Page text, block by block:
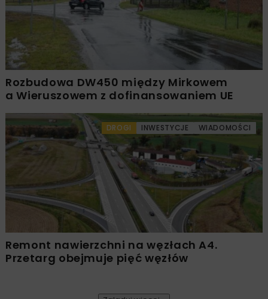
Rozbudowa DW450 między Mirkowem
a Wieruszowem z dofinansowaniem UE
DROGI INWESTYCJE WIADOMOŚCI
Remont nawierzchni na węzłach A4.
Przetarg obejmuje pięć węzłów